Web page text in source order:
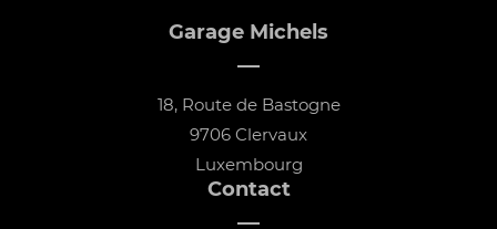
Garage Michels
18, Route de Bastogne
9706 Clervaux
Luxembourg
Contact